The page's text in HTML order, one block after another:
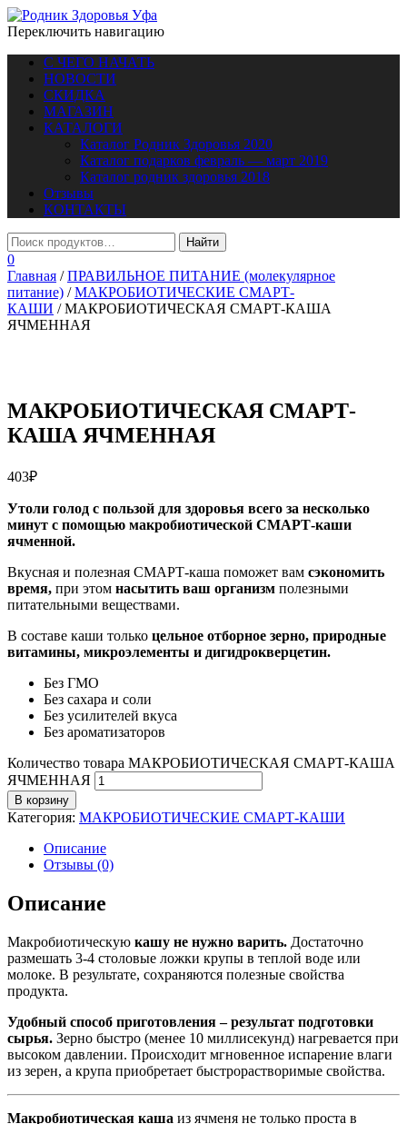
Переключить навигацию
С ЧЕГО НАЧАТЬ
НОВОСТИ
СКИДКА
МАГАЗИН
КАТАЛОГИ
Каталог Родник Здоровья 2020
Каталог подарков февраль — март 2019
Каталог родник здоровья 2018
Отзывы
КОНТАКТЫ
0
Главная /ПРАВИЛЬНОЕ ПИТАНИЕ (молекулярное
питание) /МАКРОБИОТИЧЕСКИЕ СМАРТ-
КАШИ / МАКРОБИОТИЧЕСКАЯ СМАРТ-КАША
ЯЧМЕННАЯ
МАКРОБИОТИЧЕСКАЯ СМАРТ-
КАША ЯЧМЕННАЯ
403₽
Утоли голод с пользой для здоровья всего за несколько
минут с помощью макробиотической СМАРТ-каши
ячменной.
Вкусная и полезная СМАРТ-каша поможет вам сэкономить
время, при этом насытить ваш организм полезными
питательными веществами.
В составе каши только цельное отборное зерно, природные
витамины, микроэлементы и дигидрокверцетин.
Без ГМО
Без сахара и соли
Без усилителей вкуса
Без ароматизаторов
Количество товара МАКРОБИОТИЧЕСКАЯ СМАРТ-КАША
ЯЧМЕННАЯ
В корзину
Категория: МАКРОБИОТИЧЕСКИЕ СМАРТ-КАШИ
Описание
Отзывы (0)
Описание
Макробиотическую кашу не нужно варить. Достаточно
размешать 3-4 столовые ложки крупы в теплой воде или
молоке. В результате, сохраняются полезные свойства
продукта.
Удобный способ приготовления ‒ результат подготовки
сырья. Зерно быстро (менее 10 миллисекунд) нагревается при
высоком давлении. Происходит мгновенное испарение влаги
из зерен, а крупа приобретает быстрорастворимые свойства.
Макробиотическая каша из ячменя не только проста в